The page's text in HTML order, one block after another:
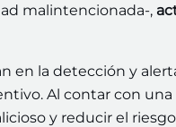
malintencionada-,
en la detección y
Al contar con una
y reducir el